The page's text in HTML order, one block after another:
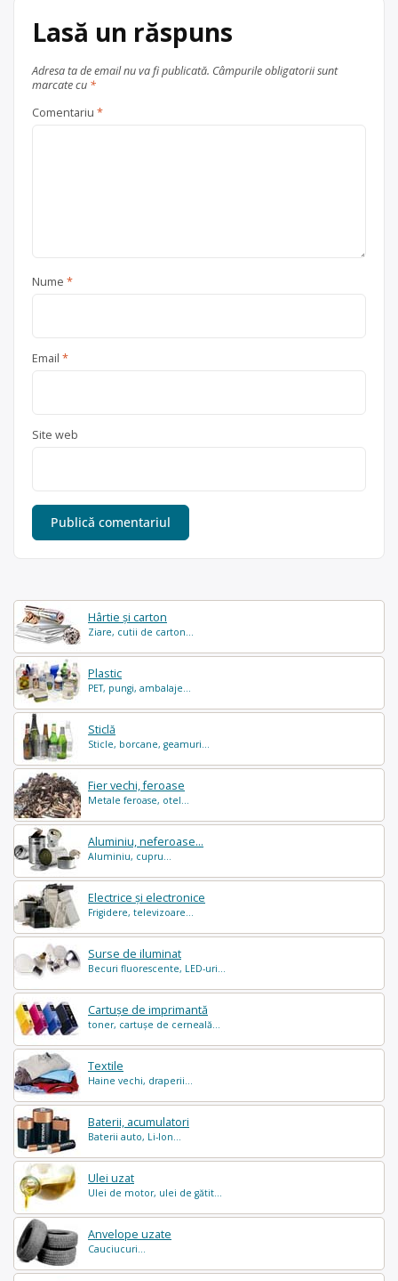
Hârtie și carton
Ziare, cutii de carton...
Plastic
PET, pungi, ambalaje...
Sticlă
Sticle, borcane, geamuri...
Fier vechi, feroase
Metale feroase, otel...
Aluminiu, neferoase...
Aluminiu, cupru...
Electrice și electronice
Frigidere, televizoare...
Surse de iluminat
Becuri fluorescente, LED-uri...
Cartușe de imprimantă
toner, cartușe de cerneală...
Textile
Haine vechi, draperii...
Baterii, acumulatori
Baterii auto, Li-Ion...
Ulei uzat
Ulei de motor, ulei de gătit...
Anvelope uzate
Cauciucuri...
Lasă un răspuns
Adresa ta de email nu va fi publicată. Câmpurile obligatorii sunt
marcate cu *
Comentariu *
Nume *
Email *
Site web